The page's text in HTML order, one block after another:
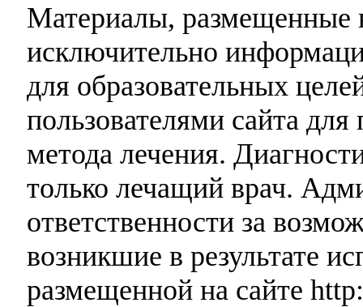
Материалы, размещенные
исключительно
для образовательных
пользователями сайта
метода лечения.
только лечащий врач.
ответственности за
возникшие в результате
размещенной на сайте